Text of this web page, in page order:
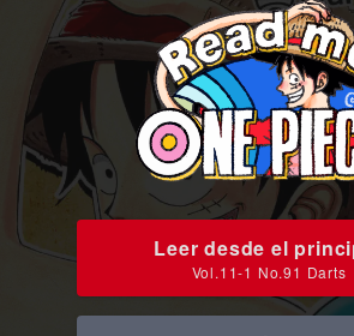
Leer desde el
Vol.11-1 No.91 Darts